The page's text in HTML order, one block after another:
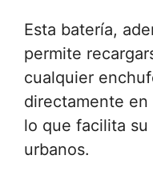
Esta batería,
permite
cualquier
directamente
lo que facilita
urbanos.